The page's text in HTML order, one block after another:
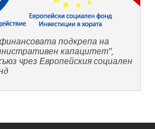
подкрепа на
капацитет",
чрез Европейския социален